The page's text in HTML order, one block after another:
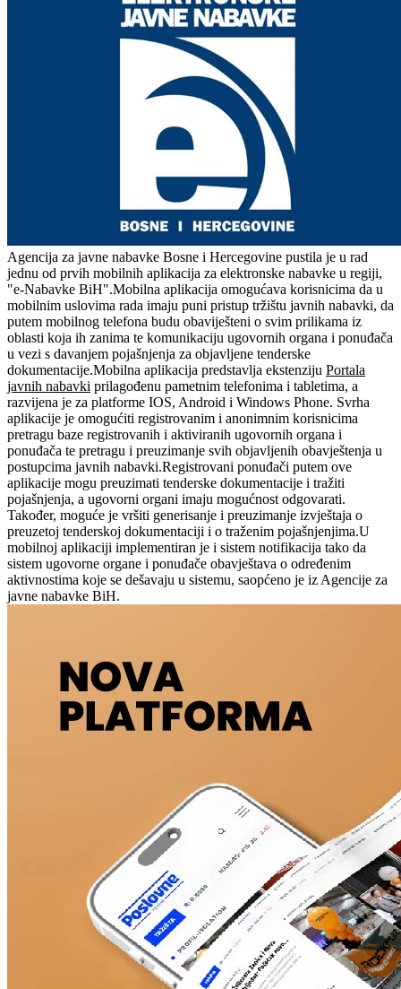
Agencija za javne nabavke Bosne i Hercegovine pustila je u rad
jednu od prvih mobilnih aplikacija za elektronske nabavke u regiji,
"e-Nabavke BiH".Mobilna aplikacija omogućava korisnicima da u
mobilnim uslovima rada imaju puni pristup tržištu javnih nabavki, da
putem mobilnog telefona budu obaviješteni o svim prilikama iz
oblasti koja ih zanima te komunikaciju ugovornih organa i ponuđača
u vezi s davanjem pojašnjenja za objavljene tenderske
dokumentacije.Mobilna aplikacija predstavlja ekstenziju Portala
javnih nabavki prilagođenu pametnim telefonima i tabletima, a
razvijena je za platforme IOS, Android i Windows Phone. Svrha
aplikacije je omogućiti registrovanim i anonimnim korisnicima
pretragu baze registrovanih i aktiviranih ugovornih organa i
ponuđača te pretragu i preuzimanje svih objavljenih obavještenja u
postupcima javnih nabavki.Registrovani ponuđači putem ove
aplikacije mogu preuzimati tenderske dokumentacije i tražiti
pojašnjenja, a ugovorni organi imaju mogućnost odgovarati.
Također, moguće je vršiti generisanje i preuzimanje izvještaja o
preuzetoj tenderskoj dokumentaciji i o traženim pojašnjenjima.U
mobilnoj aplikaciji implementiran je i sistem notifikacija tako da
sistem ugovorne organe i ponuđače obavještava o određenim
aktivnostima koje se dešavaju u sistemu, saopćeno je iz Agencije za
javne nabavke BiH.